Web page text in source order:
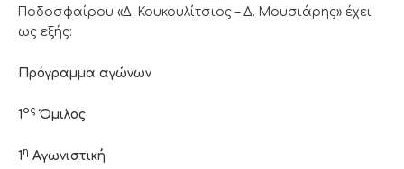
Ποδοσφαίρου «Δ. Κουκουλίτσιος – Δ. Μουσιάρης» έχει
ως εξής:
Πρόγραμμα αγώνων
1 ος Όμιλος
1 η Αγωνιστική